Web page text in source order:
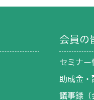
会員の
セミナー
助成金・
議事録（